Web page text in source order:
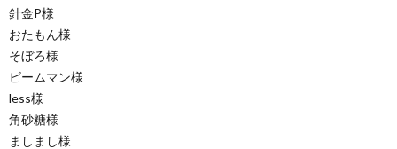
針金P様
おたもん様
そぼろ様
ビームマン様
less様
角砂糖様
ましまし様